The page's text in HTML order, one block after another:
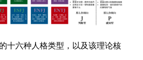
十六种人格类型，以及该理论核